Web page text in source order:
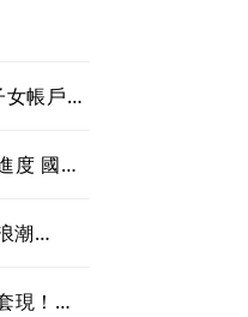
女帳戶
票
潮
現！內